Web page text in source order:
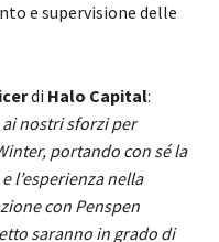
e supervisione delle
di Halo Capital:
ai nostri sforzi per
portando con sé la
l’esperienza nella
con Penspen
saranno in grado di